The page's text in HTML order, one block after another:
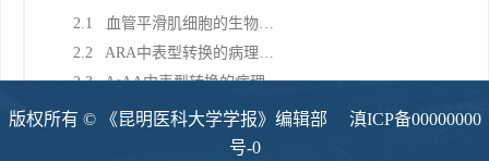
2.1 血管平滑肌细胞的生物学特性与表型转换的分子信号通路
2.2 ARA中表型转换的病理机制
2.3 AsAA中表型转换的病理机制
2.4 DTAA中表型转换的病理机制
2.5 AAA中表型转换的病理机制
版权所有 © 《昆明医科大学学报》编辑部 滇ICP备00000000
号-0